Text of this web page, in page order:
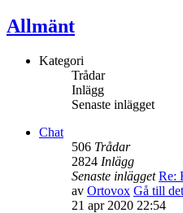
Allmänt
Kategori
Trådar
Inlägg
Senaste inlägget
Chat
506 Trådar
2824 Inlägg
Senaste inlägget Re:
av Ortovox Gå till
21 apr 2020 22:54